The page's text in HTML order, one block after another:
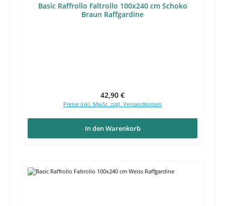
Basic Raffrollo Faltrollo 100x240 cm Schoko
Braun Raffgardine
Regulärer Preis:
42,90 €
Preise inkl. MwSt. zzgl. Versandkosten
In den Warenkorb